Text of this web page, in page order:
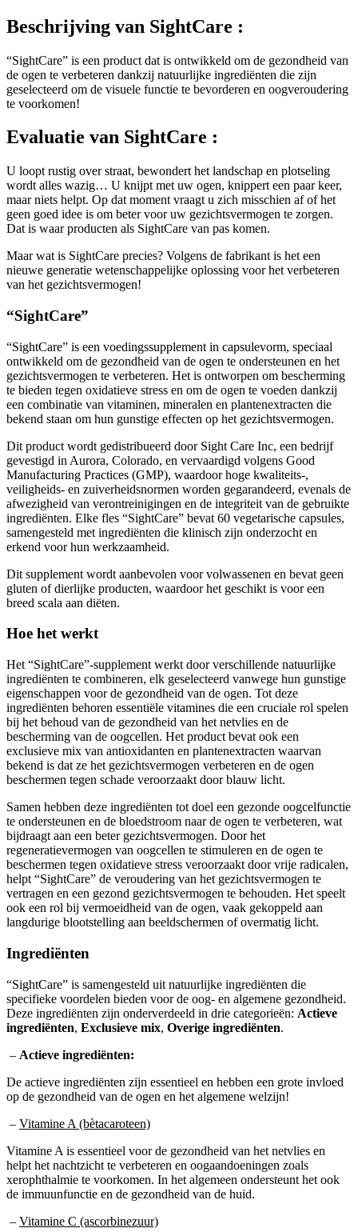
Beschrijving van SightCare :
“SightCare” is een product dat is ontwikkeld om de gezondheid van
de ogen te verbeteren dankzij natuurlijke ingrediënten die zijn
geselecteerd om de visuele functie te bevorderen en oogveroudering
te voorkomen!
Evaluatie van SightCare :
U loopt rustig over straat, bewondert het landschap en plotseling
wordt alles wazig… U knijpt met uw ogen, knippert een paar keer,
maar niets helpt. Op dat moment vraagt u zich misschien af of het
geen goed idee is om beter voor uw gezichtsvermogen te zorgen.
Dat is waar producten als SightCare van pas komen.
Maar wat is SightCare precies? Volgens de fabrikant is het een
nieuwe generatie wetenschappelijke oplossing voor het verbeteren
van het gezichtsvermogen!
“SightCare”
“SightCare” is een voedingssupplement in capsulevorm, speciaal
ontwikkeld om de gezondheid van de ogen te ondersteunen en het
gezichtsvermogen te verbeteren. Het is ontworpen om bescherming
te bieden tegen oxidatieve stress en om de ogen te voeden dankzij
een combinatie van vitaminen, mineralen en plantenextracten die
bekend staan om hun gunstige effecten op het gezichtsvermogen.
Dit product wordt gedistribueerd door Sight Care Inc, een bedrijf
gevestigd in Aurora, Colorado, en vervaardigd volgens Good
Manufacturing Practices (GMP), waardoor hoge kwaliteits-,
veiligheids- en zuiverheidsnormen worden gegarandeerd, evenals de
afwezigheid van verontreinigingen en de integriteit van de gebruikte
ingrediënten. Elke fles “SightCare” bevat 60 vegetarische capsules,
samengesteld met ingrediënten die klinisch zijn onderzocht en
erkend voor hun werkzaamheid.
Dit supplement wordt aanbevolen voor volwassenen en bevat geen
gluten of dierlijke producten, waardoor het geschikt is voor een
breed scala aan diëten.
Hoe het werkt
Het “SightCare”-supplement werkt door verschillende natuurlijke
ingrediënten te combineren, elk geselecteerd vanwege hun gunstige
eigenschappen voor de gezondheid van de ogen. Tot deze
ingrediënten behoren essentiële vitamines die een cruciale rol spelen
bij het behoud van de gezondheid van het netvlies en de
bescherming van de oogcellen. Het product bevat ook een
exclusieve mix van antioxidanten en plantenextracten waarvan
bekend is dat ze het gezichtsvermogen verbeteren en de ogen
beschermen tegen schade veroorzaakt door blauw licht.
Samen hebben deze ingrediënten tot doel een gezonde oogcelfunctie
te ondersteunen en de bloedstroom naar de ogen te verbeteren, wat
bijdraagt aan een beter gezichtsvermogen. Door het
regeneratievermogen van oogcellen te stimuleren en de ogen te
beschermen tegen oxidatieve stress veroorzaakt door vrije radicalen,
helpt “SightCare” de veroudering van het gezichtsvermogen te
vertragen en een gezond gezichtsvermogen te behouden. Het speelt
ook een rol bij vermoeidheid van de ogen, vaak gekoppeld aan
langdurige blootstelling aan beeldschermen of overmatig licht.
Ingrediënten
“SightCare” is samengesteld uit natuurlijke ingrediënten die
specifieke voordelen bieden voor de oog- en algemene gezondheid.
Deze ingrediënten zijn onderverdeeld in drie categorieën: Actieve
ingrediënten, Exclusieve mix, Overige ingrediënten.
– Actieve ingrediënten:
De actieve ingrediënten zijn essentieel en hebben een grote invloed
op de gezondheid van de ogen en het algemene welzijn!
– Vitamine A (bètacaroteen)
Vitamine A is essentieel voor de gezondheid van het netvlies en
helpt het nachtzicht te verbeteren en oogaandoeningen zoals
xerophthalmie te voorkomen. In het algemeen ondersteunt het ook
de immuunfunctie en de gezondheid van de huid.
– Vitamine C (ascorbinezuur)